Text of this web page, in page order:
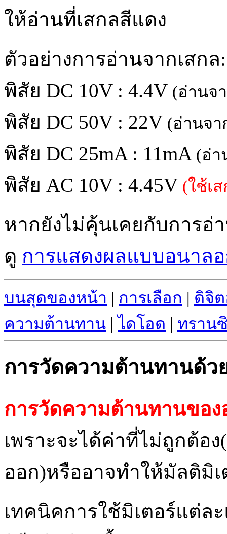
ให้อ่านที่เสกลสีแดง
ตัวอย่างการอ่านจากเสกล:
พิสัย DC 10V : 4.4V (อ่านจ
พิสัย DC 50V : 22V (อ่านจา
พิสัย DC 25mA : 11mA (อ่า
พิสัย AC 10V : 4.45V (ใช้เ
หากยังไม่คุ้นเคยกับการ
ดู การแสดงผลแบบอนาล
บนสุดของหน้า | การเลือก | ดิจิ
ความต้านทาน |ไดโอด | ทราน
การวัดความต้านทานด้ว
การวัดความต้านทานขอ
เพราะจะได้ค่าที่ไม่ถูกต้อ
ออก)หรืออาจทำให้มัลติมิเ
เทคนิคการใช้มิเตอร์แต่ล